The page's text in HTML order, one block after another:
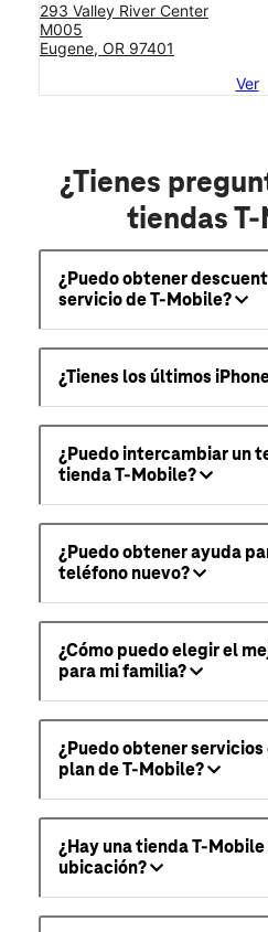
293 Valley River Center
M005
Eugene, OR 97401
Ver
¿Tienes
tiendas
¿Puedo obtener
servicio de T-Mobile?
¿Tienes los últimos
¿Puedo intercambiar un
tienda T-Mobile?
¿Puedo obtener ayuda
teléfono nuevo?
¿Cómo puedo elegir el
para mi familia?
¿Puedo obtener
plan de T-Mobile?
¿Hay una tienda T-
ubicación?